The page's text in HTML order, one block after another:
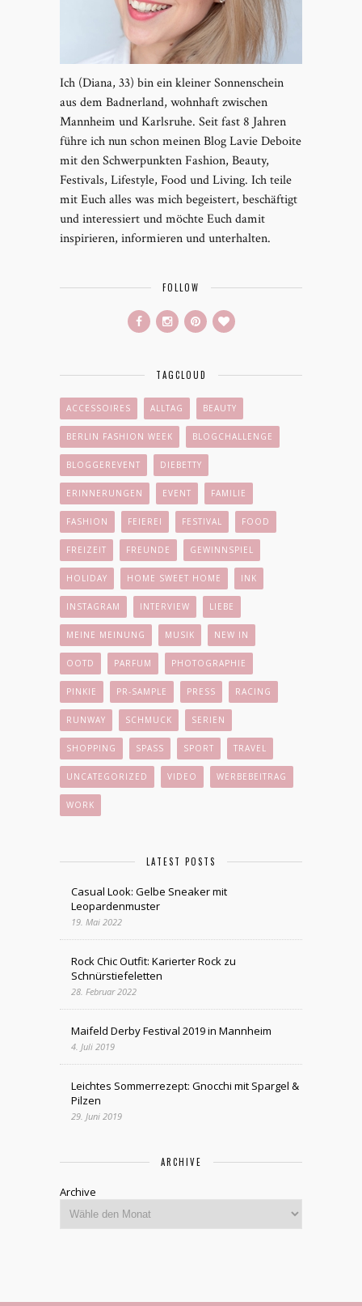
Ich (Diana, 33) bin ein kleiner Sonnenschein
aus dem Badnerland, wohnhaft zwischen
Mannheim und Karlsruhe. Seit fast 8 Jahren
führe ich nun schon meinen Blog Lavie Deboite
mit den Schwerpunkten Fashion, Beauty,
Festivals, Lifestyle, Food und Living. Ich teile
mit Euch alles was mich begeistert, beschäftigt
und interessiert und möchte Euch damit
inspirieren, informieren und unterhalten.
FOLLOW
TAGCLOUD
ACCESSOIRES ALLTAG BEAUTY
BERLIN FASHION WEEK BLOGCHALLENGE
BLOGGEREVENT DIEBETTY
ERINNERUNGEN EVENT FAMILIE
FASHION FEIEREI FESTIVAL FOOD
FREIZEIT FREUNDE GEWINNSPIEL
HOLIDAY HOME SWEET HOME INK
INSTAGRAM INTERVIEW LIEBE
MEINE MEINUNG MUSIK NEW IN
OOTD PARFUM PHOTOGRAPHIE
PINKIE PR-SAMPLE PRESS RACING
RUNWAY SCHMUCK SERIEN
SHOPPING SPASS SPORT TRAVEL
UNCATEGORIZED VIDEO WERBEBEITRAG
WORK
LATEST POSTS
Casual Look: Gelbe Sneaker mit
Leopardenmuster
19. Mai 2022
Rock Chic Outfit: Karierter Rock zu
Schnürstiefeletten
28. Februar 2022
Maifeld Derby Festival 2019 in Mannheim
4. Juli 2019
Leichtes Sommerrezept: Gnocchi mit Spargel &
Pilzen
29. Juni 2019
ARCHIVE
Archive